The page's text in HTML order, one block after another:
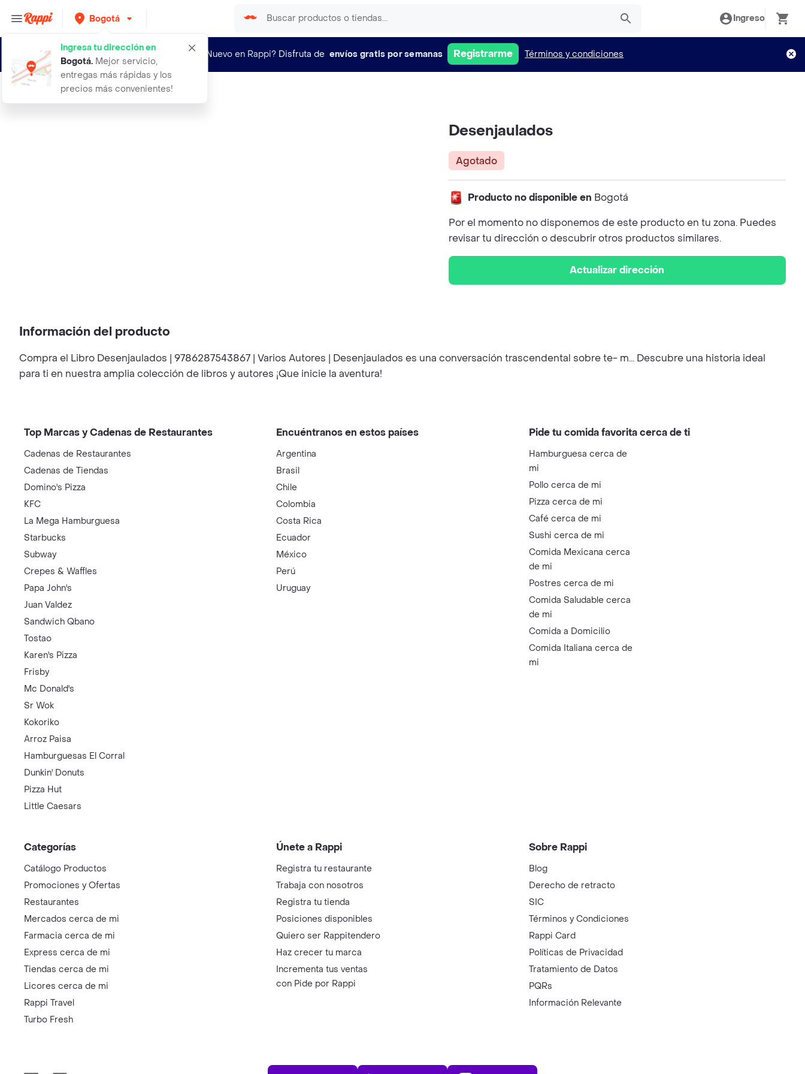
Bogotá
Ingresa tu dirección en
Bogotá. Mejor servicio,
entregas más rápidas y los
precios más convenientes!
Ingreso
¿Nuevo en Rappi? Disfruta de envíos gratis por semanas Registrarme Términos y condiciones
desenjaulados
Desenjaulados
Agotado
Producto no disponible en Bogotá
Por el momento no disponemos de este producto en tu zona. Puedes
revisar tu dirección o descubrir otros productos similares.
Actualizar dirección
Información del producto
Compra el Libro Desenjaulados | 9786287543867 | Varios Autores | Desenjaulados es una conversación trascendental sobre te- m... Descubre una historia ideal
para ti en nuestra amplia colección de libros y autores ¡Que inicie la aventura!
Top Marcas y Cadenas de Restaurantes
Cadenas de Restaurantes
Cadenas de Tiendas
Domino's Pizza
KFC
La Mega Hamburguesa
Starbucks
Subway
Crepes & Waffles
Papa John's
Juan Valdez
Sandwich Qbano
Tostao
Karen's Pizza
Frisby
Mc Donald's
Sr Wok
Kokoriko
Arroz Paisa
Hamburguesas El Corral
Dunkin' Donuts
Pizza Hut
Little Caesars
Encuéntranos en estos países
Argentina
Brasil
Chile
Colombia
Costa Rica
Ecuador
México
Perú
Uruguay
Pide tu comida favorita cerca de ti
Hamburguesa cerca de
mi
Pollo cerca de mi
Pizza cerca de mi
Café cerca de mi
Sushi cerca de mi
Comida Mexicana cerca
de mi
Postres cerca de mi
Comida Saludable cerca
de mi
Comida a Domicilio
Comida Italiana cerca de
mi
Categorías
Catálogo Productos
Promociones y Ofertas
Restaurantes
Mercados cerca de mi
Farmacia cerca de mi
Express cerca de mi
Tiendas cerca de mi
Licores cerca de mi
Rappi Travel
Turbo Fresh
Únete a Rappi
Registra tu restaurante
Trabaja con nosotros
Registra tu tienda
Posiciones disponibles
Quiero ser Rappitendero
Haz crecer tu marca
Incrementa tus ventas
con Pide por Rappi
Sobre Rappi
Blog
Derecho de retracto
SIC
Términos y Condiciones
Rappi Card
Políticas de Privacidad
Tratamiento de Datos
PQRs
Información Relevante
App Store Play Store AppGallery